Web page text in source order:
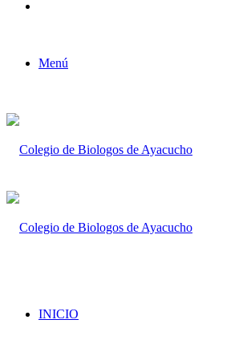
Menú
INICIO